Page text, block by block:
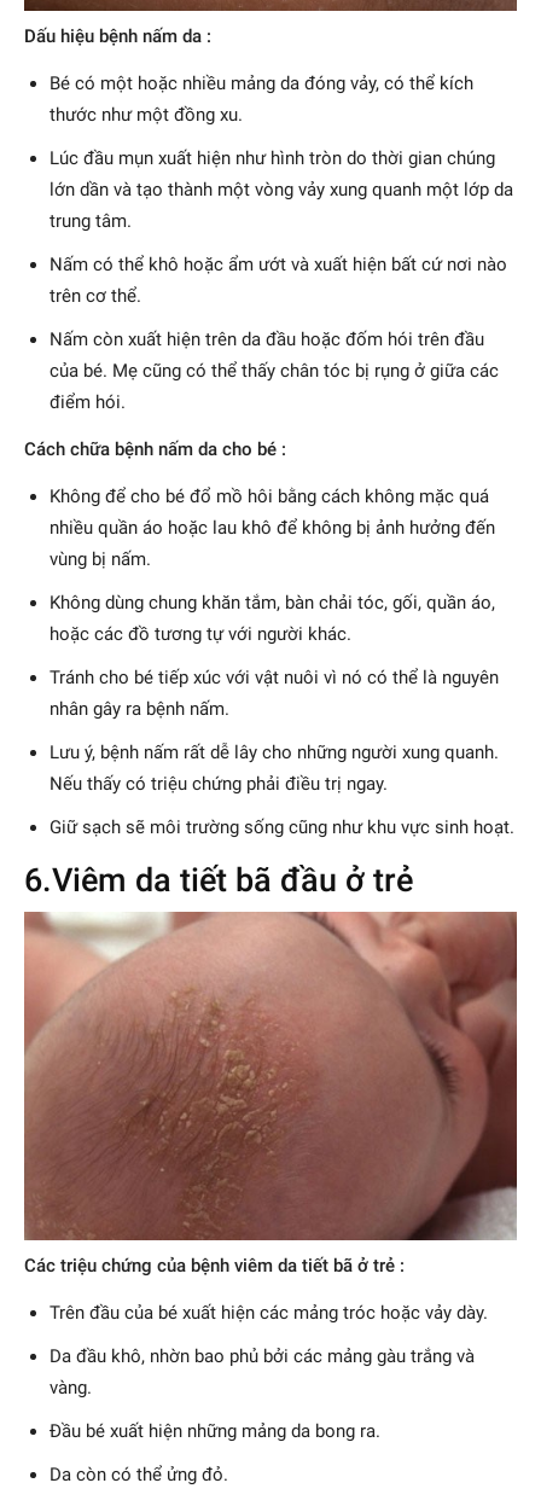
Dấu hiệu bệnh nấm da :
Bé có một hoặc nhiều mảng da đóng vảy, có thể kích
thước như một đồng xu.
Lúc đầu mụn xuất hiện như hình tròn do thời gian chúng
lớn dần và tạo thành một vòng vảy xung quanh một lớp da
trung tâm.
Nấm có thể khô hoặc ẩm ướt và xuất hiện bất cứ nơi nào
trên cơ thể.
Nấm còn xuất hiện trên da đầu hoặc đốm hói trên đầu
của bé. Mẹ cũng có thể thấy chân tóc bị rụng ở giữa các
điểm hói.
Cách chữa bệnh nấm da cho bé :
Không để cho bé đổ mồ hôi bằng cách không mặc quá
nhiều quần áo hoặc lau khô để không bị ảnh hưởng đến
vùng bị nấm.
Không dùng chung khăn tắm, bàn chải tóc, gối, quần áo,
hoặc các đồ tương tự với người khác.
Tránh cho bé tiếp xúc với vật nuôi vì nó có thể là nguyên
nhân gây ra bệnh nấm.
Lưu ý, bệnh nấm rất dễ lây cho những người xung quanh.
Nếu thấy có triệu chứng phải điều trị ngay.
Giữ sạch sẽ môi trường sống cũng như khu vực sinh hoạt.
6.Viêm da tiết bã đầu ở trẻ
Các triệu chứng của bệnh viêm da tiết bã ở trẻ :
Trên đầu của bé xuất hiện các mảng tróc hoặc vảy dày.
Da đầu khô, nhờn bao phủ bởi các mảng gàu trắng và
vàng.
Đầu bé xuất hiện những mảng da bong ra.
Da còn có thể ửng đỏ.